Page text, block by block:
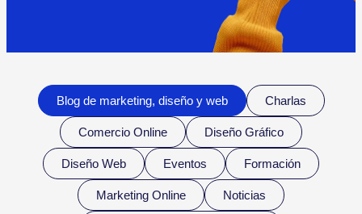
Blog de marketing, diseño y web Charlas
Comercio Online Diseño Gráfico
Diseño Web Eventos Formación
Marketing Online Noticias